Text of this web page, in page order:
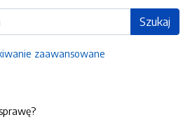
Szukaj
zaawansowane